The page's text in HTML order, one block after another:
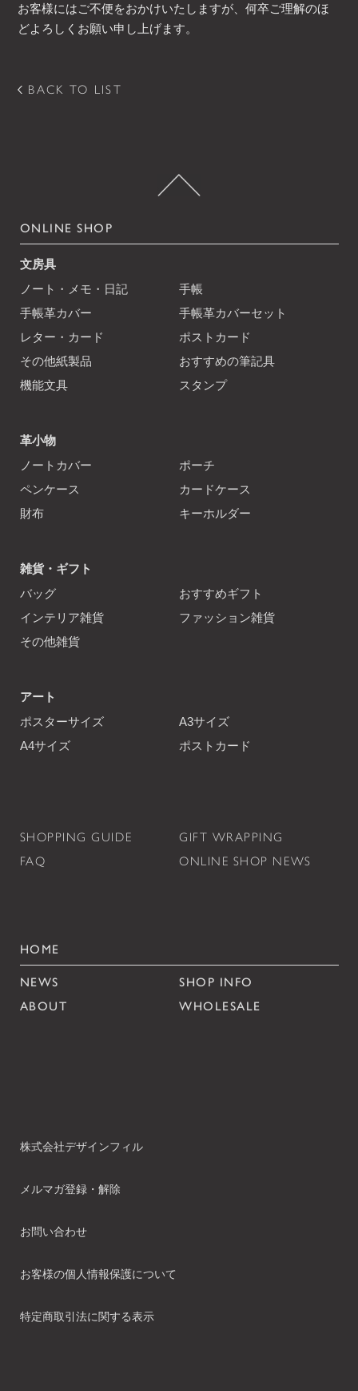
お客様にはご不便をおかけいたしますが、何卒ご理解のほ
どよろしくお願い申し上げます。
BACK TO LIST
ONLINE SHOP
文房具
ノート・メモ・日記
手帳
手帳革カバー
手帳革カバーセット
レター・カード
ポストカード
その他紙製品
おすすめの筆記具
機能文具
スタンプ
革小物
ノートカバー
ポーチ
ペンケース
カードケース
財布
キーホルダー
雑貨・ギフト
バッグ
おすすめギフト
インテリア雑貨
ファッション雑貨
その他雑貨
アート
ポスターサイズ
A3サイズ
A4サイズ
ポストカード
SHOPPING GUIDE
GIFT WRAPPING
FAQ
ONLINE SHOP NEWS
HOME
NEWS
SHOP INFO
ABOUT
WHOLESALE
株式会社デザインフィル
メルマガ登録・解除
お問い合わせ
お客様の個人情報保護について
特定商取引法に関する表示